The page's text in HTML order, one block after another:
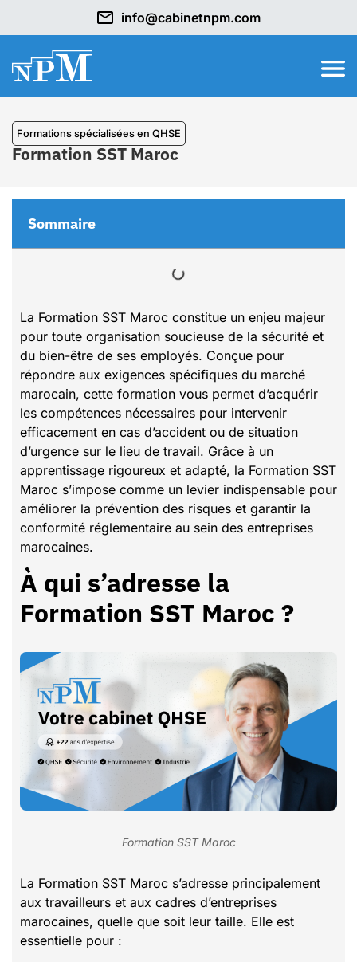
info@cabinetnpm.com
⁠Formations spécialisées en QHSE
Formation SST Maroc
La Formation SST Maroc constitue un enjeu majeur
pour toute organisation soucieuse de la sécurité et
du bien-être de ses employés. Conçue pour
répondre aux exigences spécifiques du marché
marocain, cette formation vous permet d’acquérir
les compétences nécessaires pour intervenir
efficacement en cas d’accident ou de situation
d’urgence sur le lieu de travail. Grâce à un
apprentissage rigoureux et adapté, la Formation SST
Maroc s’impose comme un levier indispensable pour
améliorer la prévention des risques et garantir la
conformité réglementaire au sein des entreprises
marocaines.
À qui s’adresse la
Formation SST Maroc ?
Formation SST Maroc
La Formation SST Maroc s’adresse principalement
aux travailleurs et aux cadres d’entreprises
marocaines, quelle que soit leur taille. Elle est
essentielle pour :
Sommaire